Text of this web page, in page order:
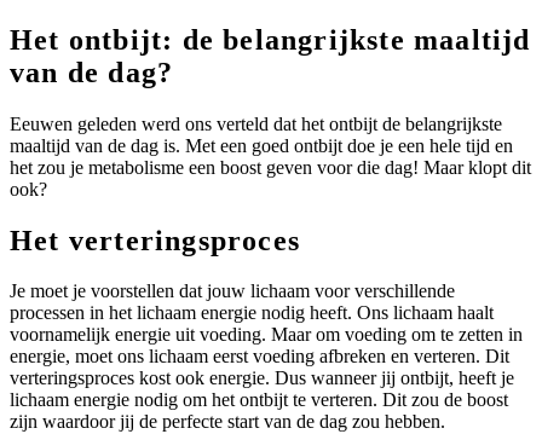
Het ontbijt: de belangrijkste maaltijd
van de dag?
Eeuwen geleden werd ons verteld dat het ontbijt de belangrijkste
maaltijd van de dag is. Met een goed ontbijt doe je een hele tijd en
het zou je metabolisme een boost geven voor die dag! Maar klopt dit
ook?
Het verteringsproces
Je moet je voorstellen dat jouw lichaam voor verschillende
processen in het lichaam energie nodig heeft. Ons lichaam haalt
voornamelijk energie uit voeding. Maar om voeding om te zetten in
energie, moet ons lichaam eerst voeding afbreken en verteren. Dit
verteringsproces kost ook energie. Dus wanneer jij ontbijt, heeft je
lichaam energie nodig om het ontbijt te verteren. Dit zou de boost
zijn waardoor jij de perfecte start van de dag zou hebben.